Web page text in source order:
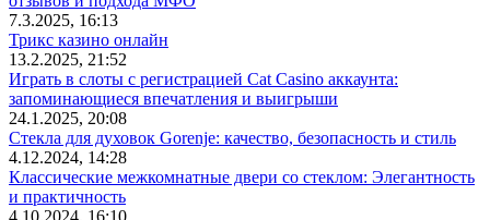
7.3.2025, 16:13
Трикс казино онлайн
13.2.2025, 21:52
Играть в слоты с регистрацией Cat Casino аккаунта:
запоминающиеся впечатления и выигрыши
24.1.2025, 20:08
Стекла для духовок Gorenje: качество, безопасность и стиль
4.12.2024, 14:28
Классические межкомнатные двери со стеклом: Элегантность
и практичность